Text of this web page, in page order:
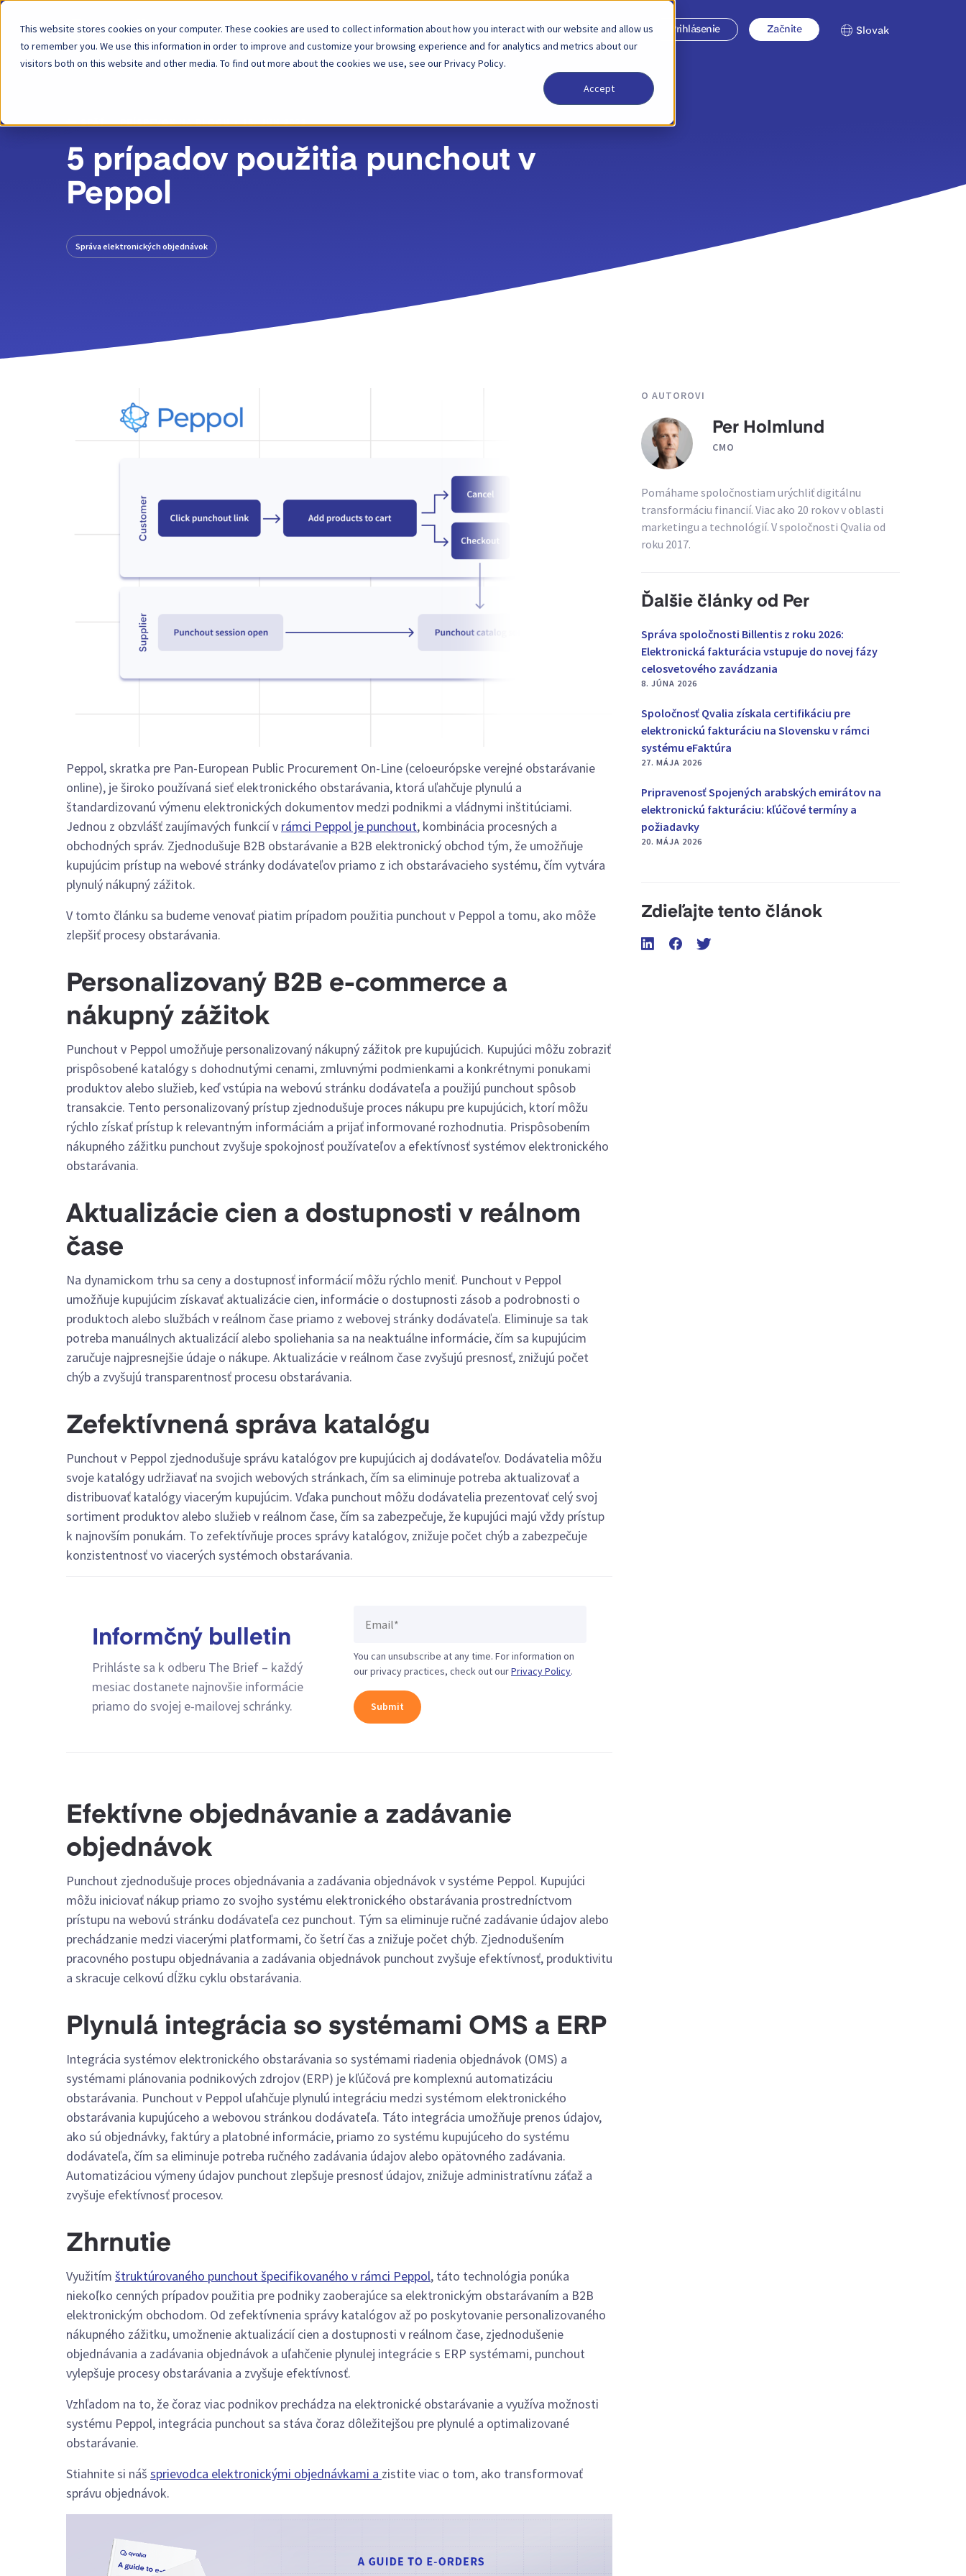
This website stores cookies on your computer. These cookies are used to collect information about how you interact with our website and allow us
to remember you. We use this information in order to improve and customize your browsing experience and for analytics and metrics about our
visitors both on this website and other media. To find out more about the cookies we use, see our Privacy Policy.
Accept
Platforma Riešenia Partner Ceny Spoločnosť Prihlásenie Začnite Slovak
SPÄŤ PRÍSPEVOK NA BLOGU 15. JÚN 2023
5 prípadov použitia punchout v
Peppol
Správa elektronických objednávok
Peppol, skratka pre Pan-European Public Procurement On-Line (celoeurópske verejné obstarávanie
online), je široko používaná sieť elektronického obstarávania, ktorá uľahčuje plynulú a
štandardizovanú výmenu elektronických dokumentov medzi podnikmi a vládnymi inštitúciami.
Jednou z obzvlášť zaujímavých funkcií v rámci Peppol je punchout, kombinácia procesných a
obchodných správ. Zjednodušuje B2B obstarávanie a B2B elektronický obchod tým, že umožňuje
kupujúcim prístup na webové stránky dodávateľov priamo z ich obstarávacieho systému, čím vytvára
plynulý nákupný zážitok.
V tomto článku sa budeme venovať piatim prípadom použitia punchout v Peppol a tomu, ako môže
zlepšiť procesy obstarávania.
Personalizovaný B2B e-commerce a
nákupný zážitok
Punchout v Peppol umožňuje personalizovaný nákupný zážitok pre kupujúcich. Kupujúci môžu zobraziť
prispôsobené katalógy s dohodnutými cenami, zmluvnými podmienkami a konkrétnymi ponukami
produktov alebo služieb, keď vstúpia na webovú stránku dodávateľa a použijú punchout spôsob
transakcie. Tento personalizovaný prístup zjednodušuje proces nákupu pre kupujúcich, ktorí môžu
rýchlo získať prístup k relevantným informáciám a prijať informované rozhodnutia. Prispôsobením
nákupného zážitku punchout zvyšuje spokojnosť používateľov a efektívnosť systémov elektronického
obstarávania.
Aktualizácie cien a dostupnosti v reálnom
čase
Na dynamickom trhu sa ceny a dostupnosť informácií môžu rýchlo meniť. Punchout v Peppol
umožňuje kupujúcim získavať aktualizácie cien, informácie o dostupnosti zásob a podrobnosti o
produktoch alebo službách v reálnom čase priamo z webovej stránky dodávateľa. Eliminuje sa tak
potreba manuálnych aktualizácií alebo spoliehania sa na neaktuálne informácie, čím sa kupujúcim
zaručuje najpresnejšie údaje o nákupe. Aktualizácie v reálnom čase zvyšujú presnosť, znižujú počet
chýb a zvyšujú transparentnosť procesu obstarávania.
Zefektívnená správa katalógu
Punchout v Peppol zjednodušuje správu katalógov pre kupujúcich aj dodávateľov. Dodávatelia môžu
svoje katalógy udržiavať na svojich webových stránkach, čím sa eliminuje potreba aktualizovať a
distribuovať katalógy viacerým kupujúcim. Vďaka punchout môžu dodávatelia prezentovať celý svoj
sortiment produktov alebo služieb v reálnom čase, čím sa zabezpečuje, že kupujúci majú vždy prístup
k najnovším ponukám. To zefektívňuje proces správy katalógov, znižuje počet chýb a zabezpečuje
konzistentnosť vo viacerých systémoch obstarávania.
Informčný bulletin
Prihláste sa k odberu The Brief – každý
mesiac dostanete najnovšie informácie
priamo do svojej e-mailovej schránky.
You can unsubscribe at any time. For information on
our privacy practices, check out ourPrivacy Policy.
Efektívne objednávanie a zadávanie
objednávok
Punchout zjednodušuje proces objednávania a zadávania objednávok v systéme Peppol. Kupujúci
môžu iniciovať nákup priamo zo svojho systému elektronického obstarávania prostredníctvom
prístupu na webovú stránku dodávateľa cez punchout. Tým sa eliminuje ručné zadávanie údajov alebo
prechádzanie medzi viacerými platformami, čo šetrí čas a znižuje počet chýb. Zjednodušením
pracovného postupu objednávania a zadávania objednávok punchout zvyšuje efektívnosť, produktivitu
a skracuje celkovú dĺžku cyklu obstarávania.
Plynulá integrácia so systémami OMS a ERP
Integrácia systémov elektronického obstarávania so systémami riadenia objednávok (OMS) a
systémami plánovania podnikových zdrojov (ERP) je kľúčová pre komplexnú automatizáciu
obstarávania. Punchout v Peppol uľahčuje plynulú integráciu medzi systémom elektronického
obstarávania kupujúceho a webovou stránkou dodávateľa. Táto integrácia umožňuje prenos údajov,
ako sú objednávky, faktúry a platobné informácie, priamo zo systému kupujúceho do systému
dodávateľa, čím sa eliminuje potreba ručného zadávania údajov alebo opätovného zadávania.
Automatizáciou výmeny údajov punchout zlepšuje presnosť údajov, znižuje administratívnu záťaž a
zvyšuje efektívnosť procesov.
Zhrnutie
Využitím štruktúrovaného punchout špecifikovaného v rámci Peppol, táto technológia ponúka
niekoľko cenných prípadov použitia pre podniky zaoberajúce sa elektronickým obstarávaním a B2B
elektronickým obchodom. Od zefektívnenia správy katalógov až po poskytovanie personalizovaného
nákupného zážitku, umožnenie aktualizácií cien a dostupnosti v reálnom čase, zjednodušenie
objednávania a zadávania objednávok a uľahčenie plynulej integrácie s ERP systémami, punchout
vylepšuje procesy obstarávania a zvyšuje efektívnosť.
Vzhľadom na to, že čoraz viac podnikov prechádza na elektronické obstarávanie a využíva možnosti
systému Peppol, integrácia punchout sa stáva čoraz dôležitejšou pre plynulé a optimalizované
obstarávanie.
Stiahnite si náš sprievodca elektronickými objednávkami a zistite viac o tom, ako transformovať
správu objednávok.
O AUTOROVI
Per Holmlund
CMO
Pomáhame spoločnostiam urýchliť digitálnu
transformáciu financií. Viac ako 20 rokov v oblasti
marketingu a technológií. V spoločnosti Qvalia od
roku 2017.
Ďalšie články od Per
Správa spoločnosti Billentis z roku 2026:
Elektronická fakturácia vstupuje do novej fázy
celosvetového zavádzania
8. JÚNA 2026
Spoločnosť Qvalia získala certifikáciu pre
elektronickú fakturáciu na Slovensku v rámci
systému eFaktúra
27. MÁJA 2026
Pripravenosť Spojených arabských emirátov na
elektronickú fakturáciu: kľúčové termíny a
požiadavky
20. MÁJA 2026
Zdieľajte tento článok